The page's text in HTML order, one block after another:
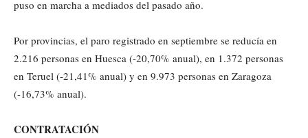
puso en marcha a mediados del pasado año.
Por provincias, el paro registrado en septiembre se reducía en
2.216 personas en Huesca (-20,70% anual), en 1.372 personas
en Teruel (-21,41% anual) y en 9.973 personas en Zaragoza
(-16,73% anual).
CONTRATACIÓN